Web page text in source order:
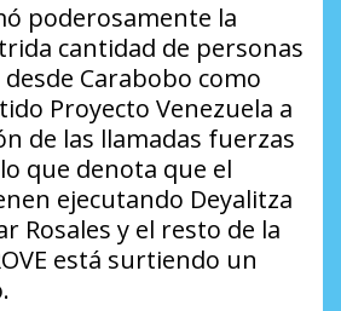
poderosamente la
cantidad de personas
Carabobo como
Proyecto Venezuela a
de las llamadas fuerzas
que denota que el
ejecutando Deyalitza
Rosales y el resto de la
está surtiendo un